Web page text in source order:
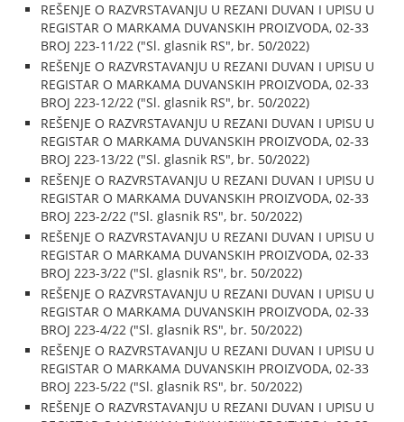
REŠENJE O RAZVRSTAVANJU U REZANI DUVAN I UPISU U
REGISTAR O MARKAMA DUVANSKIH PROIZVODA, 02-33
BROJ 223-11/22 ("Sl. glasnik RS", br. 50/2022)
REŠENJE O RAZVRSTAVANJU U REZANI DUVAN I UPISU U
REGISTAR O MARKAMA DUVANSKIH PROIZVODA, 02-33
BROJ 223-12/22 ("Sl. glasnik RS", br. 50/2022)
REŠENJE O RAZVRSTAVANJU U REZANI DUVAN I UPISU U
REGISTAR O MARKAMA DUVANSKIH PROIZVODA, 02-33
BROJ 223-13/22 ("Sl. glasnik RS", br. 50/2022)
REŠENJE O RAZVRSTAVANJU U REZANI DUVAN I UPISU U
REGISTAR O MARKAMA DUVANSKIH PROIZVODA, 02-33
BROJ 223-2/22 ("Sl. glasnik RS", br. 50/2022)
REŠENJE O RAZVRSTAVANJU U REZANI DUVAN I UPISU U
REGISTAR O MARKAMA DUVANSKIH PROIZVODA, 02-33
BROJ 223-3/22 ("Sl. glasnik RS", br. 50/2022)
REŠENJE O RAZVRSTAVANJU U REZANI DUVAN I UPISU U
REGISTAR O MARKAMA DUVANSKIH PROIZVODA, 02-33
BROJ 223-4/22 ("Sl. glasnik RS", br. 50/2022)
REŠENJE O RAZVRSTAVANJU U REZANI DUVAN I UPISU U
REGISTAR O MARKAMA DUVANSKIH PROIZVODA, 02-33
BROJ 223-5/22 ("Sl. glasnik RS", br. 50/2022)
REŠENJE O RAZVRSTAVANJU U REZANI DUVAN I UPISU U